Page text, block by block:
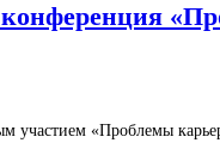
участием «Проблемы